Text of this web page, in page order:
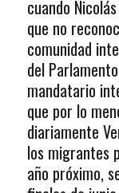
cuando
que no
comunidad
del
mandatario
que por lo
diariamente
los migrantes
año próximo,